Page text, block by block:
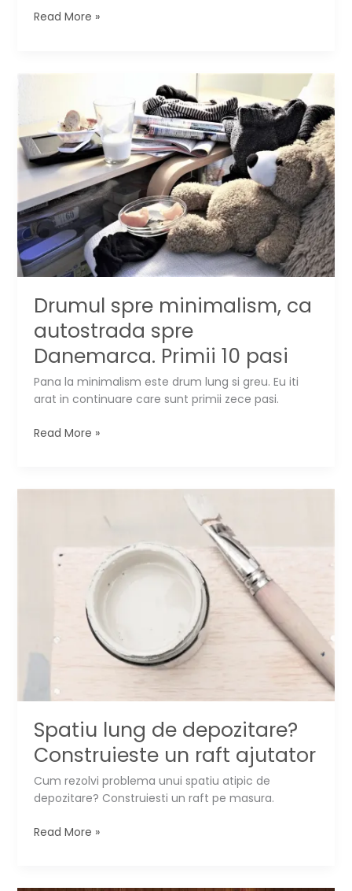
Afla
intretinut!
Read More »
Drumul spre minimalism, ca
autostrada spre
Danemarca. Primii 10 pasi
Pana la minimalism este drum lung si greu. Eu iti
arat in continuare care sunt primii zece pasi.
Drumul
Primii
Read More »
Spatiu lung de depozitare?
Construieste un raft ajutator
Cum rezolvi problema unui spatiu atipic de
depozitare? Construiesti un raft pe masura.
Spatiu
Read More »